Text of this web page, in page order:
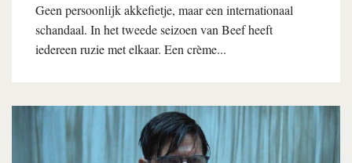
Geen persoonlijk akkefietje, maar een internationaal
schandaal. In het tweede seizoen van Beef heeft
iedereen ruzie met elkaar. Een crème...
Lees verder